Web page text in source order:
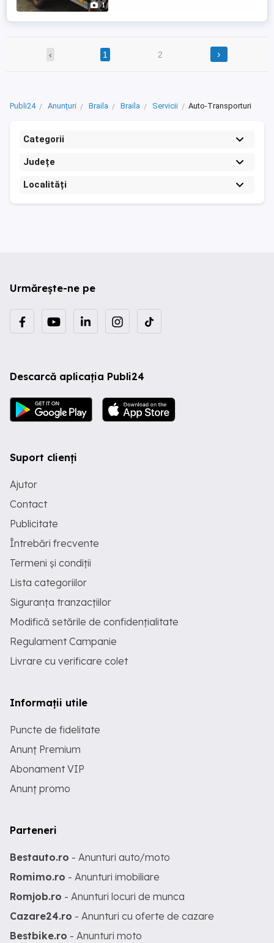
1
‹ 1 2 ›
Publi24 Anunțuri Braila Braila Servicii Auto-Transporturi
Categorii
Județe
Localități
Urmărește-ne pe
Descarcă aplicația Publi24
Suport clienți
Ajutor
Contact
Publicitate
Întrebări frecvente
Termeni și condiții
Lista categoriilor
Siguranța tranzacțiilor
Modifică setările de confidențialitate
Regulament Campanie
Livrare cu verificare colet
Informații utile
Puncte de fidelitate
Anunț Premium
Abonament VIP
Anunț promo
Parteneri
Bestauto.ro - Anunturi auto/moto
Romimo.ro - Anunturi imobiliare
Romjob.ro - Anunturi locuri de munca
Cazare24.ro - Anunturi cu oferte de cazare
Bestbike.ro - Anunturi moto